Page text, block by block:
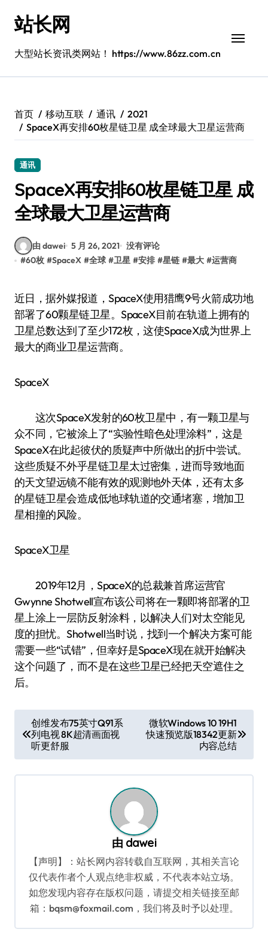
站长网
大型站长资讯类网站！ https://www.86zz.com.cn
首页 移动互联 通讯
2021
SpaceX再安排60枚星链卫星 成全球最大卫星运营商
通讯
SpaceX再安排60枚星链卫星 成
全球最大卫星运营商
由 dawei 5 月 26, 2021 没有评论
#60枚 #SpaceX #全球 #卫星 #安排 #星链 #最大 #运营商
近日，据外媒报道，SpaceX使用猎鹰9号火箭成功地
部署了60颗星链卫星。SpaceX目前在轨道上拥有的
卫星总数达到了至少172枚，这使SpaceX成为世界上
最大的商业卫星运营商。
SpaceX
这次SpaceX发射的60枚卫星中，有一颗卫星与
众不同，它被涂上了“实验性暗色处理涂料”，这是
SpaceX在此起彼伏的质疑声中所做出的折中尝试。
这些质疑不外乎星链卫星太过密集，进而导致地面
的天文望远镜不能有效的观测地外天体，还有太多
的星链卫星会造成低地球轨道的交通堵塞，增加卫
星相撞的风险。
SpaceX卫星
2019年12月，SpaceX的总裁兼首席运营官
Gwynne Shotwell宣布该公司将在一颗即将部署的卫
星上涂上一层防反射涂料，以解决人们对太空能见
度的担忧。Shotwell当时说，找到一个解决方案可能
需要一些“试错”，但幸好是SpaceX现在就开始解决
这个问题了，而不是在这些卫星已经把天空遮住之
后。
章
导
航
创维发布75英寸Q91系
列电视 8K超清画面视
听更舒服
微软Windows 10 19H1
快速预览版18342更新
内容总结
由 dawei
【声明】：站长网内容转载自互联网，其相关言论
仅代表作者个人观点绝非权威，不代表本站立场。
如您发现内容存在版权问题，请提交相关链接至邮
箱：bqsm@foxmail.com，我们将及时予以处理。